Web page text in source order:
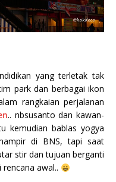
yang terletak tak
park dan berbagai ikon
rangkaian perjalanan
.. nbsusanto dan kawan-
kemudian bablas yogya
di BNS, tapi saat
stir dan tujuan berganti
awal..